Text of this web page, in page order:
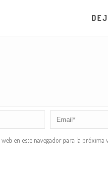
en este navegador para la próxima